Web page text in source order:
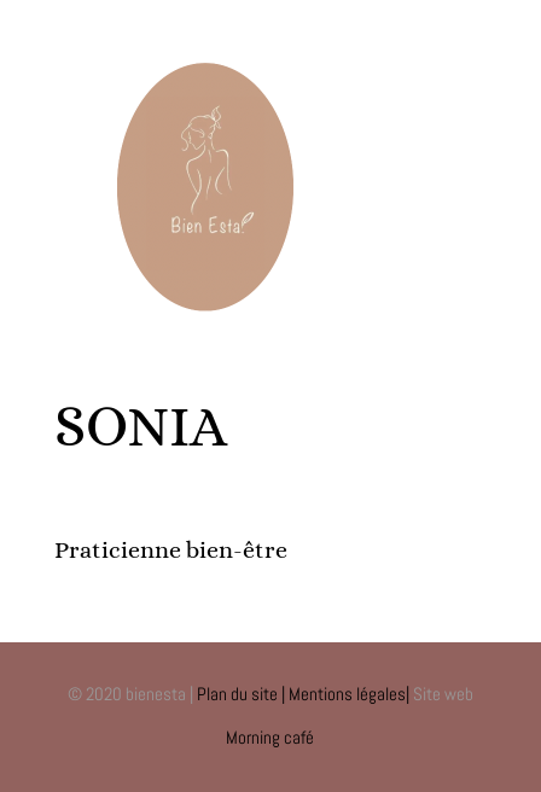
SONIA
Praticienne bien-être
© 2020 bienesta | Plan du site | Mentions légales| Site web
Morning café